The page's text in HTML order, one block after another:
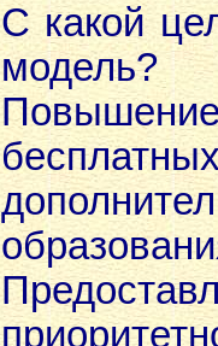
С какой
модель?